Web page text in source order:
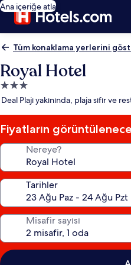
Ana içeriğe atla
Tüm konaklama yerlerini
Royal Hotel
3.0
yıldızlı
yeri
Deal Plajı yakınında, plaja sıfır ve
Fiyatların
Nereye?
Tarihler
Misafir sayısı